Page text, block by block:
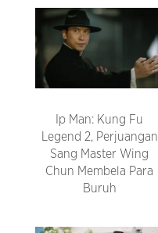
Ip Man: Kung Fu
Legend 2, Perjuangan
Sang Master Wing
Chun Membela Para
Buruh